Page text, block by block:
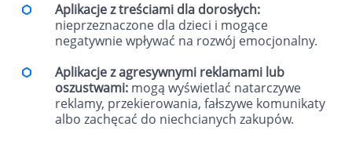
Aplikacje z treściami dla dorosłych:
nieprzeznaczone dla dzieci i mogące
negatywnie wpływać na rozwój emocjonalny.
Aplikacje z agresywnymi reklamami lub
oszustwami: mogą wyświetlać natarczywe
reklamy, przekierowania, fałszywe komunikaty
albo zachęcać do niechcianych zakupów.